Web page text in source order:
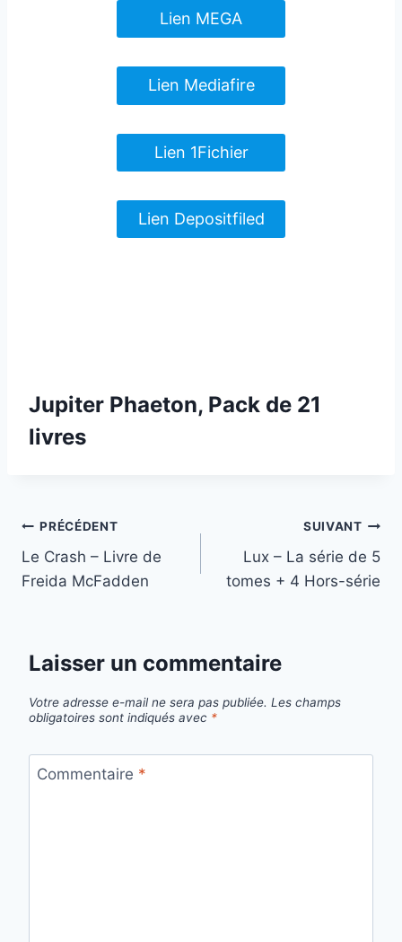
Lien MEGA
Lien Mediafire
Lien 1Fichier
Lien Depositfiled
Jupiter Phaeton, Pack de 21
livres
Navigation
de
PRÉCÉDENT
Le Crash – Livre de
Freida McFadden
SUIVANT
Lux – La série de 5
tomes + 4 Hors-série
Laisser un commentaire
Votre adresse e-mail ne sera pas publiée. Les champs
obligatoires sont indiqués avec *
Commentaire *